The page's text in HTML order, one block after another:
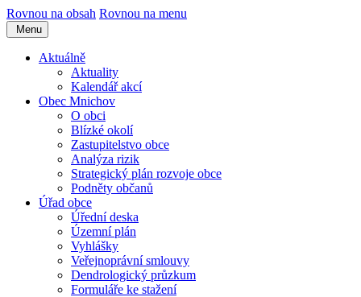
Rovnou na obsah Rovnou na menu
Menu
Aktuálně
Aktuality
Kalendář akcí
Obec Mnichov
O obci
Blízké okolí
Zastupitelstvo obce
Analýza rizik
Strategický plán rozvoje obce
Podněty občanů
Úřad obce
Úřední deska
Územní plán
Vyhlášky
Veřejnoprávní smlouvy
Dendrologický průzkum
Formuláře ke stažení